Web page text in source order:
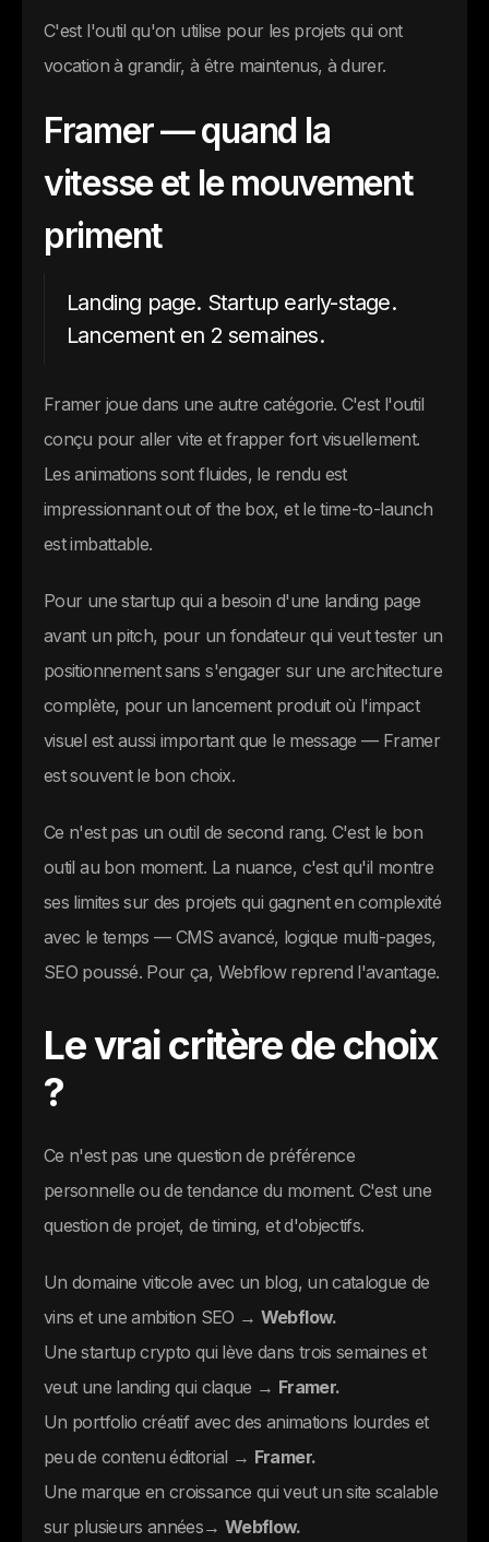
C'est l'outil qu'on utilise pour les projets qui ont
vocation à grandir, à être maintenus, à durer.
Framer — quand la
vitesse et le mouvement
priment
Landing page. Startup early-stage.
Lancement en 2 semaines.
Framer joue dans une autre catégorie. C'est l'outil
conçu pour aller vite et frapper fort visuellement.
Les animations sont fluides, le rendu est
impressionnant out of the box, et le time-to-launch
est imbattable.
Pour une startup qui a besoin d'une landing page
avant un pitch, pour un fondateur qui veut tester un
positionnement sans s'engager sur une architecture
complète, pour un lancement produit où l'impact
visuel est aussi important que le message — Framer
est souvent le bon choix.
Ce n'est pas un outil de second rang. C'est le bon
outil au bon moment. La nuance, c'est qu'il montre
ses limites sur des projets qui gagnent en complexité
avec le temps — CMS avancé, logique multi-pages,
SEO poussé. Pour ça, Webflow reprend l'avantage.
Le vrai critère de choix
?
Ce n'est pas une question de préférence
personnelle ou de tendance du moment. C'est une
question de projet, de timing, et d'objectifs.
Un domaine viticole avec un blog, un catalogue de
vins et une ambition SEO → Webflow.
Une startup crypto qui lève dans trois semaines et
veut une landing qui claque → Framer.
Un portfolio créatif avec des animations lourdes et
peu de contenu éditorial → Framer.
Une marque en croissance qui veut un site scalable
sur plusieurs années→ Webflow.